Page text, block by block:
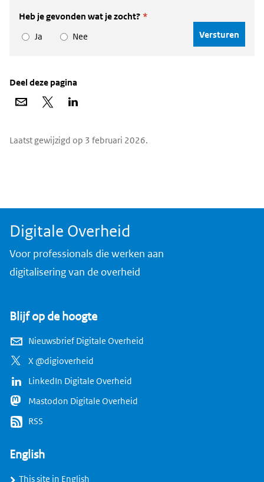
Heb je gevonden wat je zocht? *
Ja
Nee
Deel deze pagina
Deel
Deel
Widgetruimte
Laatst gewijzigd op 3 februari 2026.
Digitale Overheid
Voor professionals die werken aan
digitalisering van de overheid
Blijf op de hoogte
Nieuwsbrief Digitale Overheid
X @digioverheid
LinkedIn Digitale Overheid
Mastodon Digitale Overheid
RSS
English
This site in English